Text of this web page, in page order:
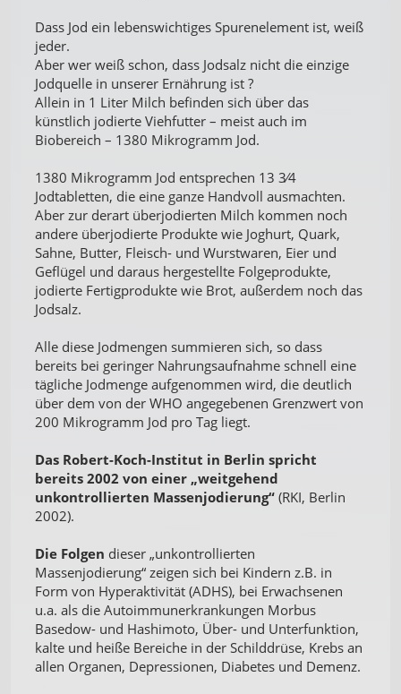
Dass Jod ein lebenswichtiges Spurenelement ist, weiß
jeder.
Aber wer weiß schon, dass Jodsalz nicht die einzige
Jodquelle in unserer Ernährung ist ?
Allein in 1 Liter Milch befinden sich über das
künstlich jodierte Viehfutter – meist auch im
Biobereich – 1380 Mikrogramm Jod.
1380 Mikrogramm Jod entsprechen 13 3⁄4
Jodtabletten, die eine ganze Handvoll ausmachten.
Aber zur derart überjodierten Milch kommen noch
andere überjodierte Produkte wie Joghurt, Quark,
Sahne, Butter, Fleisch- und Wurstwaren, Eier und
Geflügel und daraus hergestellte Folgeprodukte,
jodierte Fertigprodukte wie Brot, außerdem noch das
Jodsalz.
Alle diese Jodmengen summieren sich, so dass
bereits bei geringer Nahrungsaufnahme schnell eine
tägliche Jodmenge aufgenommen wird, die deutlich
über dem von der WHO angegebenen Grenzwert von
200 Mikrogramm Jod pro Tag liegt.
Das Robert-Koch-Institut in Berlin spricht
bereits 2002 von einer „weitgehend
unkontrollierten Massenjodierung“ (RKI, Berlin
2002).
Die Folgen dieser „unkontrollierten
Massenjodierung“ zeigen sich bei Kindern z.B. in
Form von Hyperaktivität (ADHS), bei Erwachsenen
u.a. als die Autoimmunerkrankungen Morbus
Basedow- und Hashimoto, Über- und Unterfunktion,
kalte und heiße Bereiche in der Schilddrüse, Krebs an
allen Organen, Depressionen, Diabetes und Demenz.